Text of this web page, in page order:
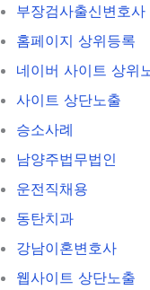
부장검사출신변호사
홈페이지 상위등록
네이버 사이트 상위
사이트 상단노출
승소사례
남양주법무법인
운전직채용
동탄치과
강남이혼변호사
웹사이트 상단노출